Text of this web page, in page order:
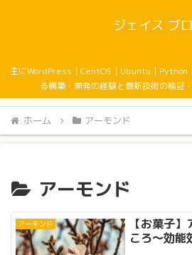
ジェイス ブ
主にWordPress｜CentOS｜Ubuntu｜
る構築・開発の経験と最新技術の検証
ホーム アーモンド
アーモンド
アーモンド
【お菓子
ころ〜効能